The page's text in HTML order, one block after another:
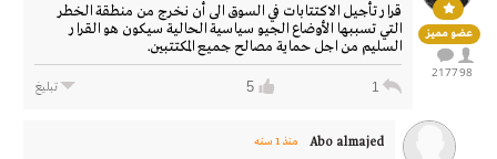
عضو مميز
98
2177
قرار تأجيل الاكتتابات في السوق الى أن نخرج من منطقة الخطر
التي تسببها الأوضاع الجيو سياسية الحالية سيكون هو القرار
السليم من اجل حماية مصالح جميع المكتتبين.
1
5 تبليغ
Abo almajed منذ 1 سنه